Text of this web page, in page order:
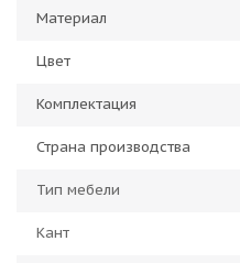
Материал
Цвет
Комплектация
Страна производства
Тип мебели
Кант